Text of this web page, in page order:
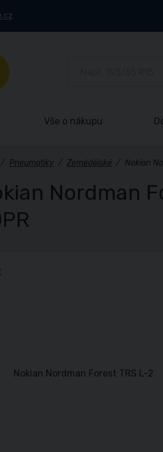
Vše o nákupu
/ Pneumatiky / Zemědělské / Nokian
Nordman